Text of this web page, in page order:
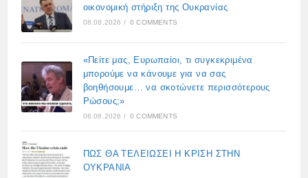
οικονομική στήριξη της Ουκρανίας
08.08.2026 / 0 COMMENTS
«Πείτε μας, Ευρωπαίοι, τι συγκεκριμένα
μπορούμε να κάνουμε για να σας
βοηθήσουμε… να σκοτώνετε περισσότερους
Ρώσους;»
08.08.2026 / 0 COMMENTS
ΠΩΣ ΘΑ ΤΕΛΕΙΩΣΕΙ Η ΚΡΙΣΗ ΣΤΗΝ
ΟΥΚΡΑΝΙΑ